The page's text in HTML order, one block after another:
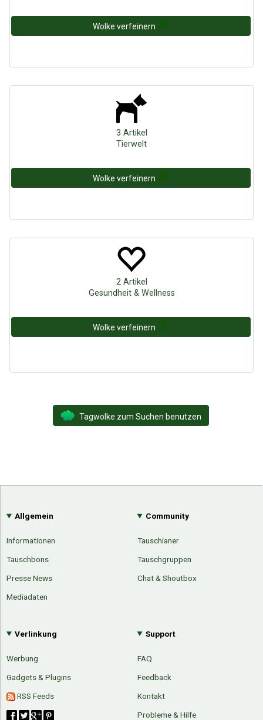
Wolke verfeinern
3 Artikel
Tierwelt
Wolke verfeinern
2 Artikel
Gesundheit & Wellness
Wolke verfeinern
Tagwolke zum Suchen benutzen
Allgemein
Informationen
Tauschbons
Presse News
Mediadaten
Community
Tauschianer
Tauschgruppen
Chat & Shoutbox
Verlinkung
Werbung
Gadgets & Plugins
RSS Feeds
Support
FAQ
Feedback
Kontakt
Probleme & Hilfe